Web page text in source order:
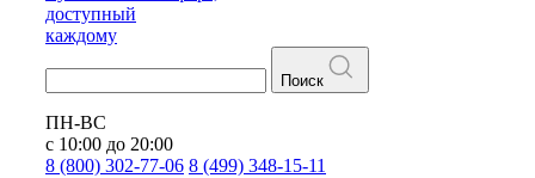
доступный
каждому
Поиск
ПН-ВС
с 10:00 до 20:00
8 (800) 302-77-06 8 (499) 348-15-11